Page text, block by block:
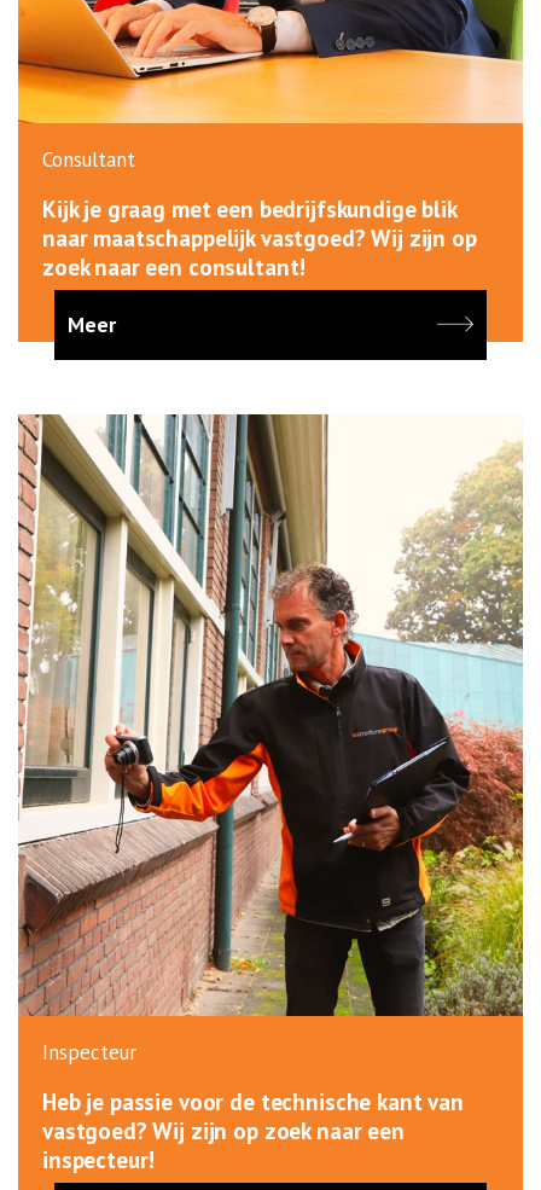
Consultant
Kijk je graag met een bedrijfskundige blik
naar maatschappelijk vastgoed? Wij zijn op
zoek naar een consultant!
Meer
Inspecteur
Heb je passie voor de technische kant van
vastgoed? Wij zijn op zoek naar een
inspecteur!